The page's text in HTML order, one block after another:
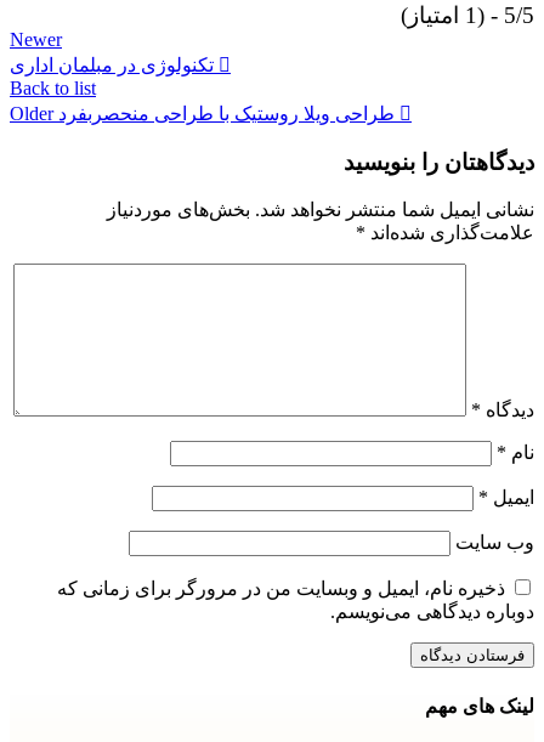
5/5 - (1 امتیاز)
Newer
تکنولوژی در مبلمان اداری
Back to list
Older طراحی ویلا روستیک با طراحی منحصربفرد
دیدگاهتان را بنویسید
نشانی ایمیل شما منتشر نخواهد شد. بخش‌های موردنیاز
علامت‌گذاری شده‌اند *
دیدگاه *
نام *
ایمیل *
وب‌ سایت
ذخیره نام، ایمیل و وبسایت من در مرورگر برای زمانی که
دوباره دیدگاهی می‌نویسم.
لینک های مهم